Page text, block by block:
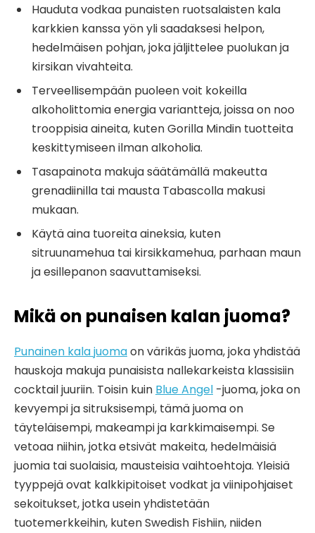
Hauduta vodkaa punaisten ruotsalaisten kala
karkkien kanssa yön yli saadaksesi helpon,
hedelmäisen pohjan, joka jäljittelee puolukan ja
kirsikan vivahteita.
Terveellisempään puoleen voit kokeilla
alkoholittomia energia variantteja, joissa on noo
trooppisia aineita, kuten Gorilla Mindin tuotteita
keskittymiseen ilman alkoholia.
Tasapainota makuja säätämällä makeutta
grenadiinilla tai mausta Tabascolla makusi
mukaan.
Käytä aina tuoreita aineksia, kuten
sitruunamehua tai kirsikkamehua, parhaan maun
ja esillepanon saavuttamiseksi.
Mikä on punaisen kalan juoma?
Punainen kala juomaon värikäs juoma, joka yhdistää
hauskoja makuja punaisista nallekarkeista klassisiin
cocktail juuriin. Toisin kuin Blue Angel -juoma, joka on
kevyempi ja sitruksisempi, tämä juoma on
täyteläisempi, makeampi ja karkkimaisempi. Se
vetoaa niihin, jotka etsivät makeita, hedelmäisiä
juomia tai suolaisia, mausteisia vaihtoehtoja. Yleisiä
tyyppejä ovat kalkkipitoiset vodkat ja viinipohjaiset
sekoitukset, jotka usein yhdistetään
tuotemerkkeihin, kuten Swedish Fishiin, niiden